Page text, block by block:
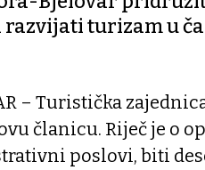
turizam u
– Turistička
članicu. Riječ je o
poslovi, biti